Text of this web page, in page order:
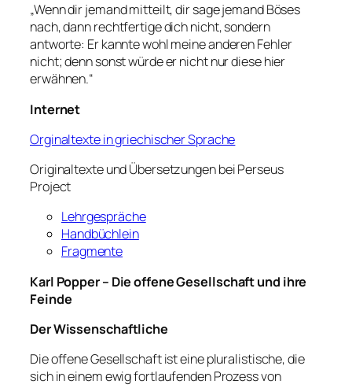
„Wenn dir jemand mitteilt, dir sage jemand Böses
nach, dann rechtfertige dich nicht, sondern
antworte: Er kannte wohl meine anderen Fehler
nicht; denn sonst würde er nicht nur diese hier
erwähnen.“
Internet
Orginaltexte in griechischer Sprache
Originaltexte und Übersetzungen bei Perseus
Project
Lehrgespräche
Handbüchlein
Fragmente
Karl Popper – Die offene Gesellschaft und ihre
Feinde
Der Wissenschaftliche
Die offene Gesellschaft ist eine pluralistische, die
sich in einem ewig fortlaufenden Prozess von